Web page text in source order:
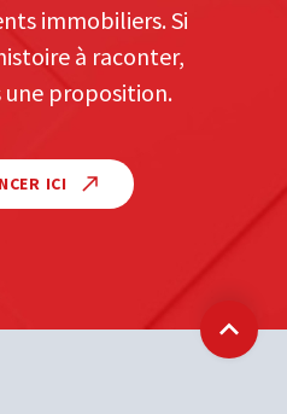
immobiliers. Si
à raconter,
une proposition.
ICI